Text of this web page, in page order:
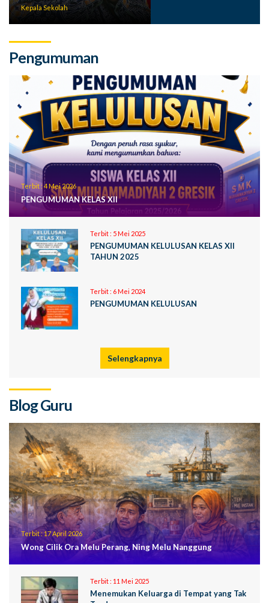
Kepala Sekolah
Pengumuman
Terbit : 4 Mei 2026
PENGUMUMAN KELAS XII
Terbit : 5 Mei 2025
PENGUMUMAN KELULUSAN KELAS XII
TAHUN 2025
Terbit : 6 Mei 2024
PENGUMUMAN KELULUSAN
Selengkapnya
Blog Guru
Terbit :17 April 2026
Wong Cilik Ora Melu Perang, Ning Melu Nanggung
Terbit : 11 Mei 2025
Menemukan Keluarga di Tempat yang Tak